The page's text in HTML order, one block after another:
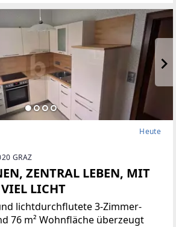
Heute
GRAZ
ZENTRAL LEBEN, MIT
LICHT
lichtdurchflutete 3-Zimmer-
76 m² Wohnfläche überzeugt